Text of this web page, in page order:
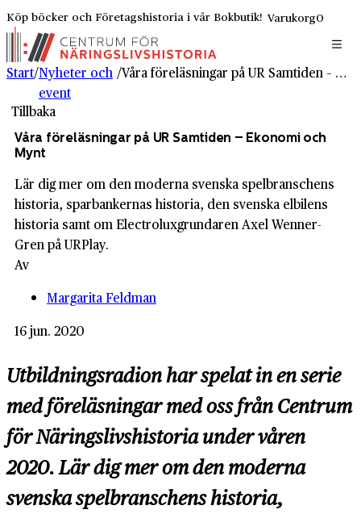
Köp böcker och Företagshistoria i vår Bokbutik! Varukorg0
Start/Nyheter och
event
/ Våra föreläsningar på UR Samtiden – Ekonomi och Mynt
Tillbaka
Våra föreläsningar på UR Samtiden – Ekonomi och
Mynt
Lär dig mer om den moderna svenska spelbranschens
historia, sparbankernas historia, den svenska elbilens
historia samt om Electroluxgrundaren Axel Wenner-
Gren på URPlay.
Av
Margarita Feldman
16 jun. 2020
Utbildningsradion har spelat in en serie
med föreläsningar med oss från Centrum
för Näringslivshistoria under våren
2020. Lär dig mer om den moderna
svenska spelbranschens historia,